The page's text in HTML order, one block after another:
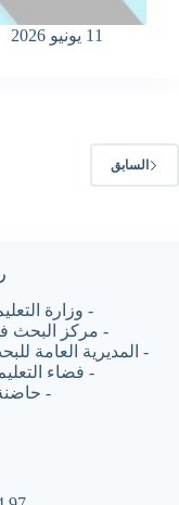
11 يونيو 2026
السابق
- وزارة
- مركز البحث
- المديرية العامة
- فضاء
-